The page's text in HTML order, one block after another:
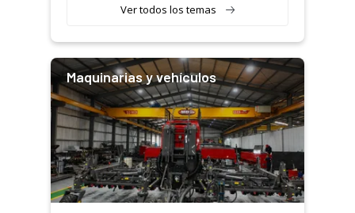
Ver todos los temas
Maquinarias y vehículos